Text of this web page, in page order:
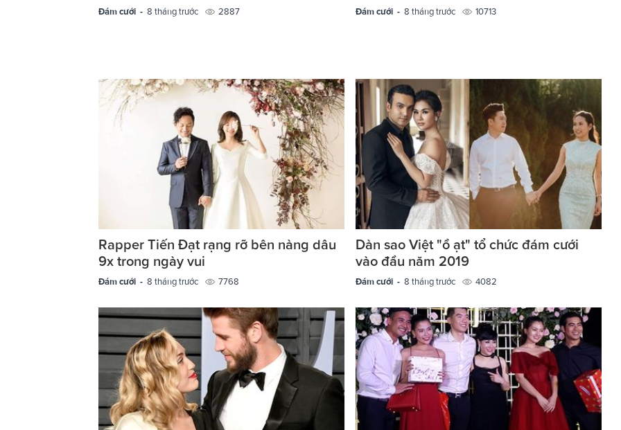
Đám cưới - 8 tháng trước 2887 Đám cưới - 8 tháng trước 10713
Rapper Tiến Đạt rạng rỡ bên nàng dâu
9x trong ngày vui
Đám cưới - 8 tháng trước 7768
Dàn sao Việt "ồ ạt" tổ chức đám cưới
vào đầu năm 2019
Đám cưới - 8 tháng trước 4082